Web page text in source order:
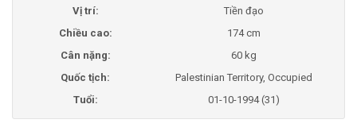
Vị trí:
Tiền đạo
Chiều cao:
174 cm
Cân nặng:
60 kg
Quốc tịch:
Palestinian Territory, Occupied
Tuổi:
01-10-1994 (31)